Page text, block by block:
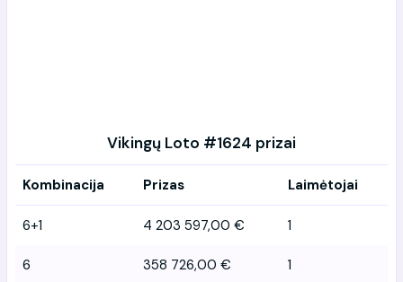
Vikingų Loto #1624 prizai
Kombinacija Prizas Laimėtojai
6+1 4 203 597,00 € 1
6 358 726,00 € 1